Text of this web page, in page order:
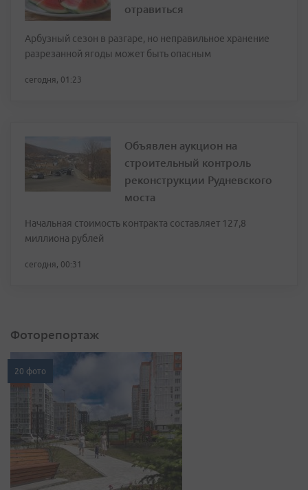
отравиться
Арбузный сезон в разгаре, но неправильное хранение
разрезанной ягоды может быть опасным
сегодня, 01:23
Объявлен аукцион на
строительный контроль
реконструкции Рудневского
моста
Начальная стоимость контракта составляет 127,8
миллиона рублей
сегодня, 00:31
Фоторепортаж
20 фото